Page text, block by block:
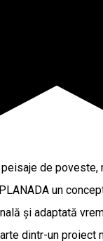
de poveste,
un
și adaptată
dintr-un proiect